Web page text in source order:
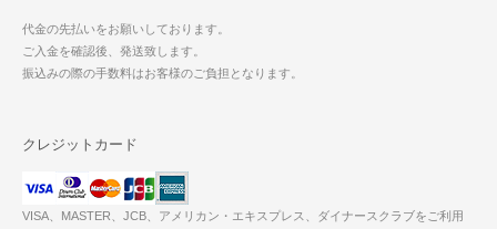
代金の先払いをお願いしております。
ご入金を確認後、発送致します。
振込みの際の手数料はお客様のご負担となります。
クレジットカード
VISA、MASTER、JCB、アメリカン・エキスプレス、ダイナースクラブをご利用